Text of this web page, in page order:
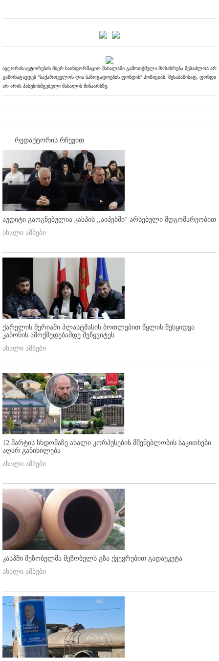
ავტორის/ავტორების მიერ საინფორმაციო მასალაში გამოთქმული მოსაზრება შესაძლოა არ
გამოხატავდეს "საქართველოს ღია საზოგადოების ფონდის" პოზიციას. შესაბამისად, ფონდი
არ არის პასუხისმგებელი მასალის შინაარსზე.
რედაქტორის რჩევით
აუდიტი გაოგნებულია კასპის ,,აიპებში'' არსებული მდგომარეობით
ახალი ამბები
ქარელის მერიაში პლასტმასის ბოთლებით წყლის შესყიდვა
კანონის ამოქმედებამდე შეწყვიტეს
ახალი ამბები
12 მარტის სხდომაზე ახალი კორპუსების მშენებლობის საკითხები
აღარ განიხილება
ახალი ამბები
კასპში მეზობელმა მეზობელს გზა ქვევრებით გადაუკეტა
ახალი ამბები